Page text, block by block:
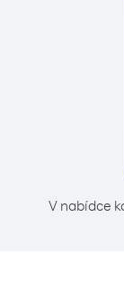
V nabídce